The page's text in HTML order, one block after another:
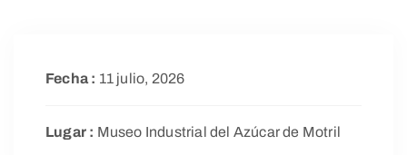
Fecha : 11 julio, 2026
Lugar : Museo Industrial del Azúcar de Motril